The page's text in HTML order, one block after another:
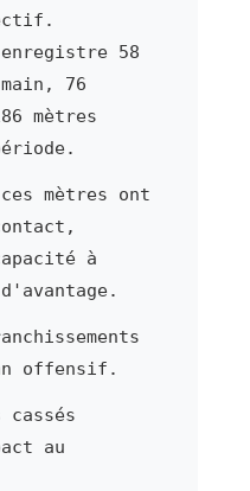
58
76
mètres
ces mètres ont
à
offensif.
au